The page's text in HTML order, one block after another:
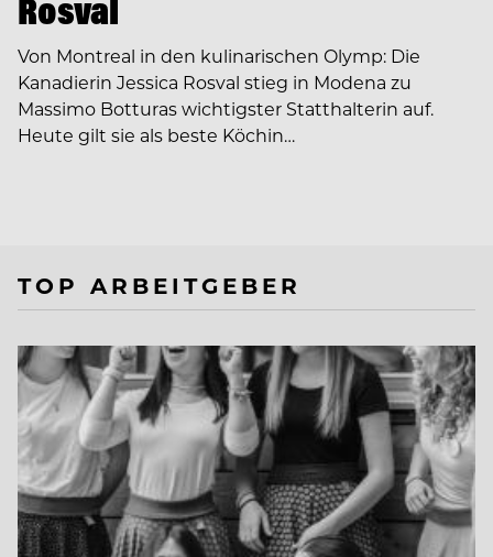
Rosval
Von Montreal in den kulinarischen Olymp: Die
Kanadierin Jessica Rosval stieg in Modena zu
Massimo Botturas wichtigster Statthalterin auf.
Heute gilt sie als beste Köchin…
TOP ARBEITGEBER